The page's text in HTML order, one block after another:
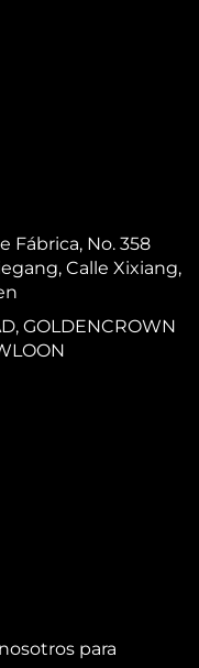
Fábrica, No. 358
Calle Xixiang,
GOLDENCROWN
para